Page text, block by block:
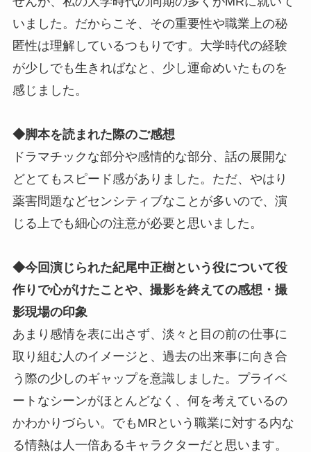
いました。だからこそ、その重要性や職業上の秘
匿性は理解しているつもりです。大学時代の経験
が少しでも生きればなと、少し運命めいたものを
感じました。
◆脚本を読まれた際のご感想
ドラマチックな部分や感情的な部分、話の展開な
どとてもスピード感がありました。ただ、やはり
薬害問題などセンシティブなことが多いので、演
じる上でも細心の注意が必要と思いました。
◆今回演じられた紀尾中正樹という役について役
作りで心がけたことや、撮影を終えての感想・撮
影現場の印象
あまり感情を表に出さず、淡々と目の前の仕事に
取り組む人のイメージと、過去の出来事に向き合
う際の少しのギャップを意識しました。プライベ
ートなシーンがほとんどなく、何を考えているの
かわかりづらい。でもMRという職業に対する内な
る情熱は人一倍あるキャラクターだと思います。